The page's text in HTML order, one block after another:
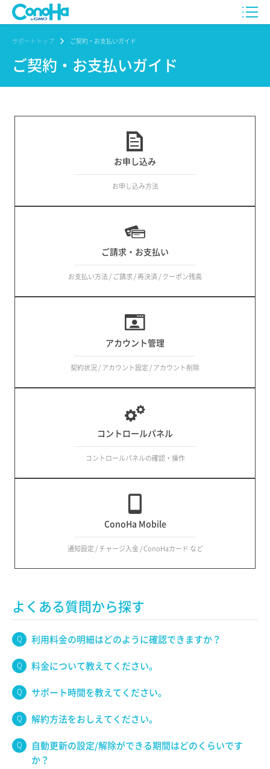
サポートトップ ご契約・お支払いガイド
ご契約・お支払いガイド
お申し込み
お申し込み方法
ご請求・お支払い
お支払い方法 / ご請求 / 再決済 / クーポン残高
アカウント管理
契約状況 / アカウント設定 / アカウント削除
コントロールパネル
コントロールパネルの確認・操作
ConoHa Mobile
通知設定 / チャージ入金 / ConoHaカード など
よくある質問から探す
利用料金の明細はどのように確認できますか？
料金について教えてください。
サポート時間を教えてください。
解約方法をおしえてください。
自動更新の設定/解除ができる期間はどのくらいです
か？